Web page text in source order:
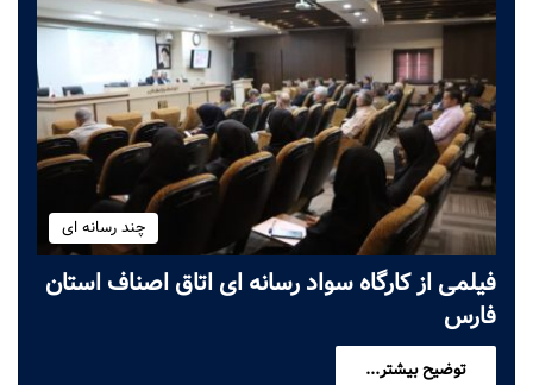
چند رسانه ای
فیلمی از کارگاه سواد رسانه ای اتاق اصناف استان
فارس
توضیح بیشتر...